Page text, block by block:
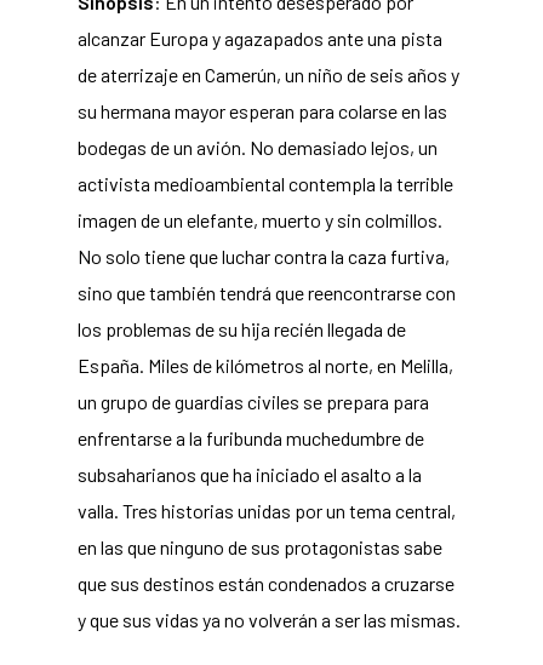
alcanzar Europa y agazapados ante una pista
de aterrizaje en Camerún, un niño de seis años y
su hermana mayor esperan para colarse en las
bodegas de un avión. No demasiado lejos, un
activista medioambiental contempla la terrible
imagen de un elefante, muerto y sin colmillos.
No solo tiene que luchar contra la caza furtiva,
sino que también tendrá que reencontrarse con
los problemas de su hija recién llegada de
España. Miles de kilómetros al norte, en Melilla,
un grupo de guardias civiles se prepara para
enfrentarse a la furibunda muchedumbre de
subsaharianos que ha iniciado el asalto a la
valla. Tres historias unidas por un tema central,
en las que ninguno de sus protagonistas sabe
que sus destinos están condenados a cruzarse
y que sus vidas ya no volverán a ser las mismas.